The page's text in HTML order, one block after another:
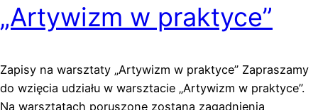
„Artywizm w praktyce”
Zapisy na warsztaty „Artywizm w praktyce” Zapraszamy
do wzięcia udziału w warsztacie „Artywizm w praktyce”.
Na warsztatach poruszone zostaną zagadnienia